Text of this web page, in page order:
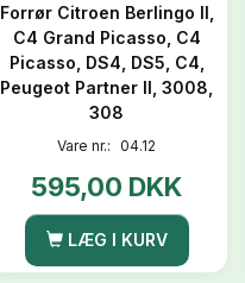
Forrør Citroen Berlingo II,
C4 Grand Picasso, C4
Picasso, DS4, DS5, C4,
Peugeot Partner II, 3008,
308
Vare nr.: 04.12
595,00 DKK
LÆG I KURV